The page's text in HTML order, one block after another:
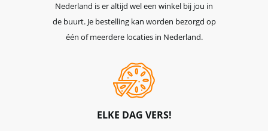
Nederland is er altijd wel een winkel bij jou in
de buurt. Je bestelling kan worden bezorgd op
één of meerdere locaties in Nederland.
ELKE DAG VERS!